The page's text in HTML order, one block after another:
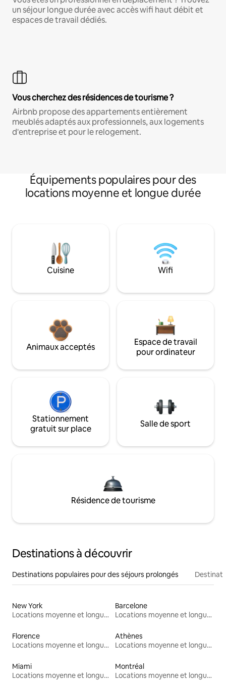
un séjour longue durée avec accès wifi haut débit et
espaces de travail dédiés.
Vous cherchez des résidences de tourisme ?
Airbnb propose des appartements entièrement
meublés adaptés aux professionnels, aux logements
d'entreprise et pour le relogement.
Équipements populaires pour des
locations moyenne et longue durée
Cuisine Wifi
Animaux acceptés
Espace de travail
pour ordinateur
Stationnement
gratuit sur place
Salle de sport
Résidence de tourisme
Destinations à découvrir
Destinations populaires pour des séjours prolongés
New York
Locations moyenne et longue durée
Barcelone
Locations moyenne et longue durée
Florence
Locations moyenne et longue durée
Athènes
Locations moyenne et longue durée
Miami
Locations moyenne et longue durée
Montréal
Locations moyenne et longue durée